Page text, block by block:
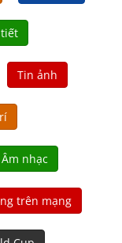
Tin ảnh
Âm nhạc
trên mạng